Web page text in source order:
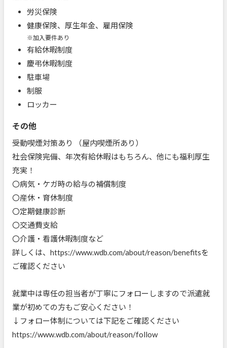
労災保険
健康保険、厚生年金、雇用保険
※加入要件あり
有給休暇制度
慶弔休暇制度
駐車場
制服
ロッカー
その他
受動喫煙対策あり （屋内喫煙所あり）
社会保険完備、年次有給休暇はもちろん、他にも福利厚生
充実！
〇病気・ケガ時の給与の補償制度
〇産休・育休制度
〇定期健康診断
〇交通費支給
〇介護・看護休暇制度など
詳しくは、https://www.wdb.com/about/reason/benefitsを
ご確認ください
就業中は専任の担当者が丁寧にフォローしますので派遣就
業が初めての方もご安心ください！
↓フォロー体制については下記をご確認ください
https://www.wdb.com/about/reason/follow